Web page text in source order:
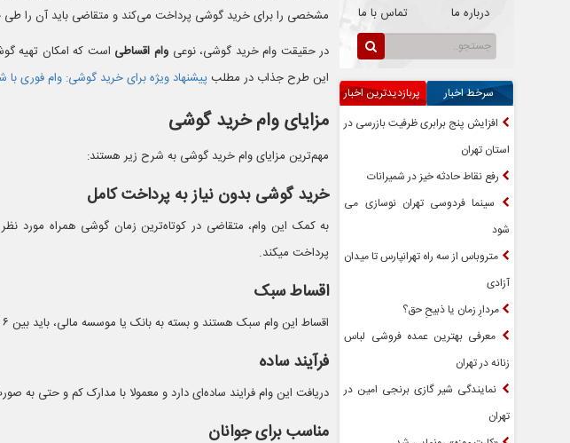
درباره ما تماس با ما
سرخط اخبار
پربازدیدترین اخبار
افزایش پنج برابری ظرفیت بازرسی در
استان تهران
رفع نقاط حادثه خیز در شمیرانات
سینما فردوسی تهران نوسازی می
شود
متروباس از سه راه تهرانپارس تا میدان
آزادی
مردارِ زمان یا ذبیحِ حق؟
معرفی بهترین عمده فروشی لباس
زنانه در تهران
نمایندگی شیر گازی برنجی امین در
تهران
مشخصی را برای خرید گوشی پرداخت می‌کند و متقاضی باید آن را طی
در حقیقت وام خرید گوشی، نوعی وام اقساطی است که امکان تهیه
این طرح جذاب در مطلب پیشنهاد ویژه برای خرید گوشی: وام فوری با
مزایای وام خرید گوشی
مهم‌ترین مزایای وام خرید گوشی به شرح زیر هستند:
خرید گوشی بدون نیاز به پرداخت کامل
به کمک این وام، متقاضی در کوتاه‌ترین زمان گوشی همراه مورد
پرداخت میکند.
اقساط سبک
اقساط این وام سبک هستند و بسته به بانک یا موسسه مالی، باید بین ۶ تا ۳۶ ماه پرداخت شوند.
فرآیند ساده
دریافت این وام فرایند ساده‌ای دارد و معمولا با مدارک کم و حتی به
مناسب برای جوانان